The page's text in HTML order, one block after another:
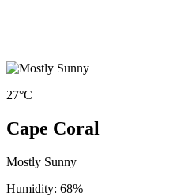
27°C
Cape Coral
Mostly Sunny
Humidity: 68%